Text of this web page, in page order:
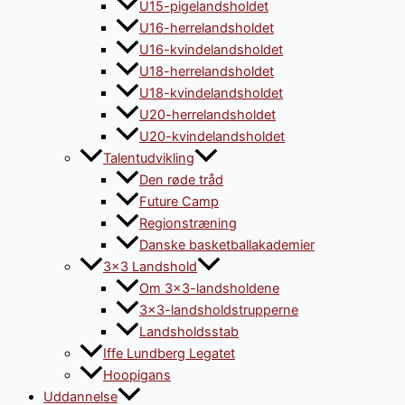
U15-pigelandsholdet
U16-herrelandsholdet
U16-kvindelandsholdet
U18-herrelandsholdet
U18-kvindelandsholdet
U20-herrelandsholdet
U20-kvindelandsholdet
Talentudvikling
Den røde tråd
Future Camp
Regionstræning
Danske basketballakademier
3×3 Landshold
Om 3×3-landsholdene
3×3-landsholdstrupperne
Landsholdsstab
Iffe Lundberg Legatet
Hoopigans
Uddannelse